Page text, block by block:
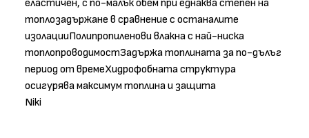
еластичен, с по-малък обем при еднаква степен на
топлозадържане в сравнение с останалите
изолацииПолипропиленови влакна с най-ниска
топлопроводимостЗадържа топлината за по-дълъг
период от времеХидрофобната структура
осигурява максимум топлина и защита
Niki